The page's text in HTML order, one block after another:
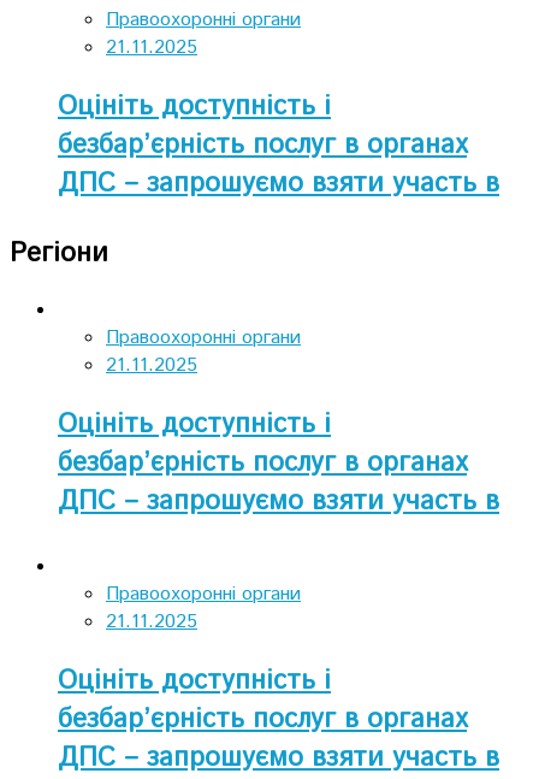
Правоохоронні органи
21.11.2025
Оцініть доступність і
безбар’єрність послуг в органах
ДПС – запрошуємо взяти участь в
Регіони
Правоохоронні органи
21.11.2025
Оцініть доступність і
безбар’єрність послуг в органах
ДПС – запрошуємо взяти участь в
Правоохоронні органи
21.11.2025
Оцініть доступність і
безбар’єрність послуг в органах
ДПС – запрошуємо взяти участь в